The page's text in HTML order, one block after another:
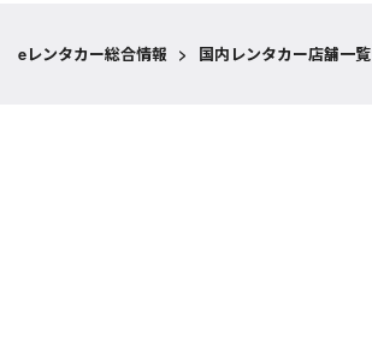
eレンタカー総合情報 > 国内レンタカー店舗一覧